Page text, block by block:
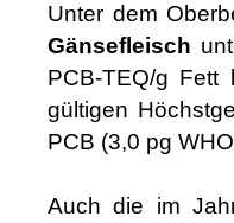
Unter dem
Gänsefleisch
PCB-TEQ/g
gültigen
PCB (3,0 pg
Auch die im